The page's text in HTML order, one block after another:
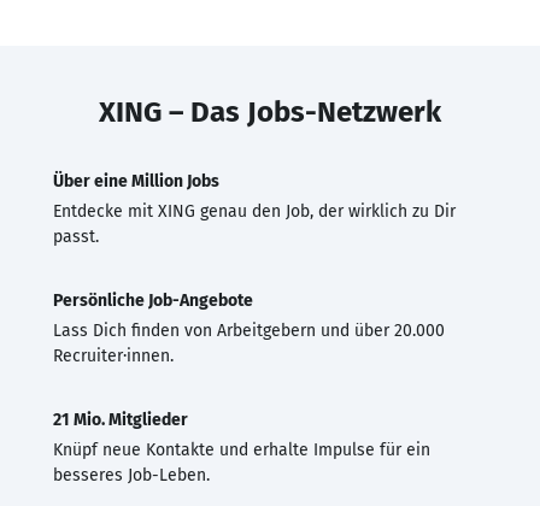
XING – Das Jobs-Netzwerk
Über eine Million Jobs
Entdecke mit XING genau den Job, der wirklich zu Dir
passt.
Persönliche Job-Angebote
Lass Dich finden von Arbeitgebern und über 20.000
Recruiter·innen.
21 Mio. Mitglieder
Knüpf neue Kontakte und erhalte Impulse für ein
besseres Job-Leben.